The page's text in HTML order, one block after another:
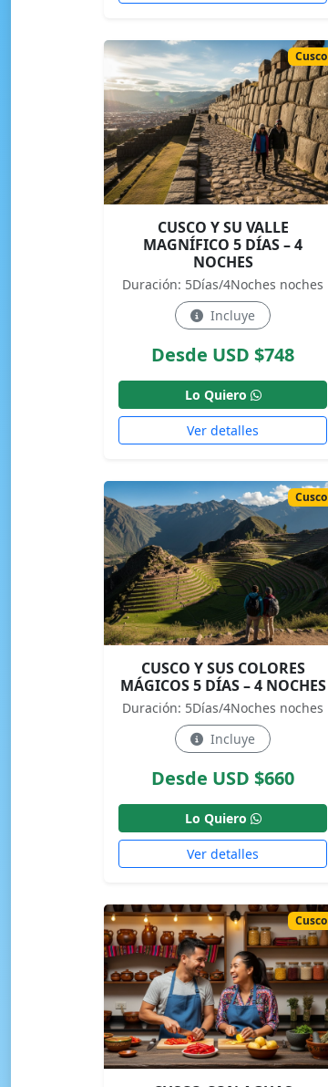
Cusco
CUSCO Y SU VALLE
MAGNÍFICO 5 DÍAS – 4
NOCHES
Duración: 5Días/4Noches noches
Incluye
Desde USD $748
Lo Quiero
Ver detalles
Cusco
CUSCO Y SUS COLORES
MÁGICOS 5 DÍAS – 4 NOCHES
Duración: 5Días/4Noches noches
Incluye
Desde USD $660
Lo Quiero
Ver detalles
Cusco